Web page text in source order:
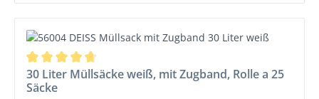
Durchschnittliche Bewertung von 4.75 von 5 Sternen
30 Liter Müllsäcke weiß, mit Zugband, Rolle a 25
Säcke